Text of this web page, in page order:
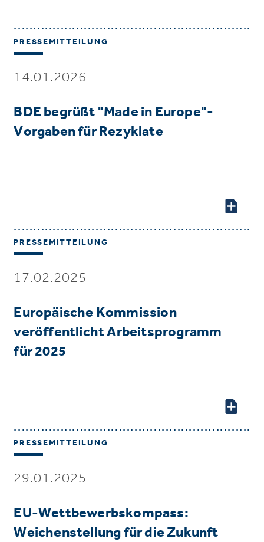
PRESSEMITTEILUNG
14.01.2026
BDE begrüßt "Made in Europe"-
Vorgaben für Rezyklate
PRESSEMITTEILUNG
17.02.2025
Europäische Kommission
veröffentlicht Arbeitsprogramm
für 2025
PRESSEMITTEILUNG
29.01.2025
EU-Wettbewerbskompass:
Weichenstellung für die Zukunft